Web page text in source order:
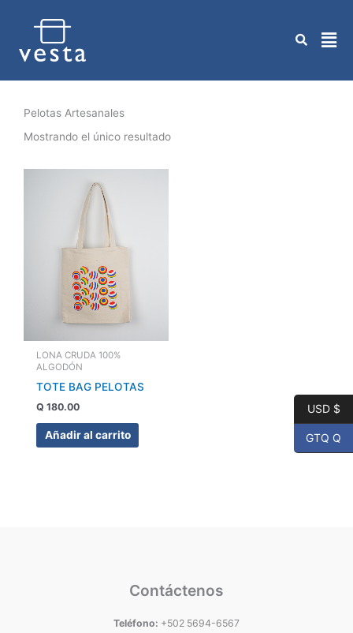
contenido
Pelotas Artesanales
Mostrando el único resultado
LONA CRUDA 100%
ALGODÓN
TOTE BAG PELOTAS
Q 180.00
Añadir al carrito
Contáctenos
Teléfono: +502 5694-6567
USD $
GTQ Q